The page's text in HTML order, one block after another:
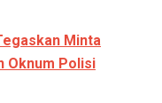
Minta
Oknum Polisi